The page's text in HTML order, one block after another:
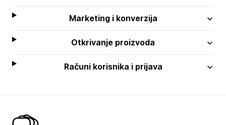
Marketing i konverzija
Otkrivanje proizvoda
Računi korisnika i prijava